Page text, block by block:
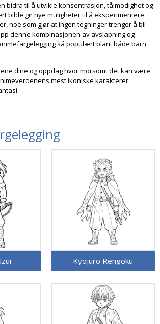
bidra til å utvikle konsentrasjon, tålmodighet og
bilde gir nye muligheter til å eksperimentere
noe som gjør at ingen tegninger trenger å bli
denne kombinasjonen av avslapning og
så populært blant både barn
dine og oppdag hvor morsomt det kan være
mest ikoniske karakterer
Kyojuro Rengoku